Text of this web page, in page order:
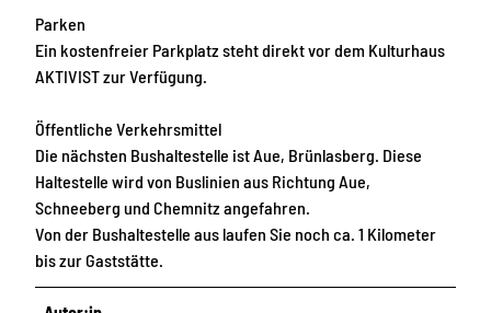
Parken
Ein kostenfreier Parkplatz steht direkt vor dem Kulturhaus
AKTIVIST zur Verfügung.
Öffentliche Verkehrsmittel
Die nächsten Bushaltestelle ist Aue, Brünlasberg. Diese
Haltestelle wird von Buslinien aus Richtung Aue,
Schneeberg und Chemnitz angefahren.
Von der Bushaltestelle aus laufen Sie noch ca. 1 Kilometer
bis zur Gaststätte.